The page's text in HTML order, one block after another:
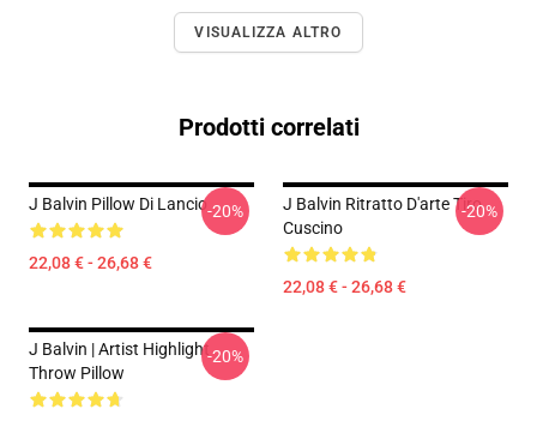
VISUALIZZA ALTRO
Prodotti correlati
J Balvin Pillow Di Lancio
22,08 € - 26,68 €
-20%
J Balvin Ritratto D'arte Tiro
Cuscino
22,08 € - 26,68 €
-20%
J Balvin | Artist Highlight
Throw Pillow
-20%